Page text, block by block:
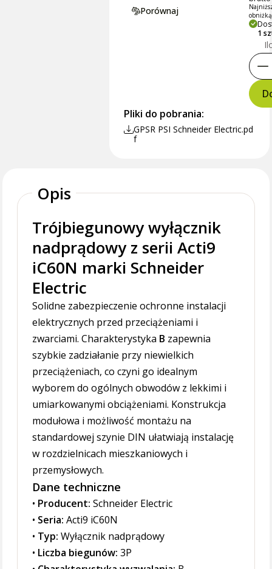
Porównaj
1
Pliki do pobrania:
GPSR PSI Schneider Electric.pd
f
Opis
Trójbiegunowy wyłącznik
nadprądowy z serii Acti9
iC60N marki Schneider
Electric
Solidne zabezpieczenie ochronne instalacji
elektrycznych przed przeciążeniami i
zwarciami. Charakterystyka B zapewnia
szybkie zadziałanie przy niewielkich
przeciążeniach, co czyni go idealnym
wyborem do ogólnych obwodów z lekkimi i
umiarkowanymi obciążeniami. Konstrukcja
modułowa i możliwość montażu na
standardowej szynie DIN ułatwiają instalację
w rozdzielnicach mieszkaniowych i
przemysłowych.
Dane techniczne
• Producent: Schneider Electric
• Seria: Acti9 iC60N
• Typ: Wyłącznik nadprądowy
• Liczba biegunów: 3P